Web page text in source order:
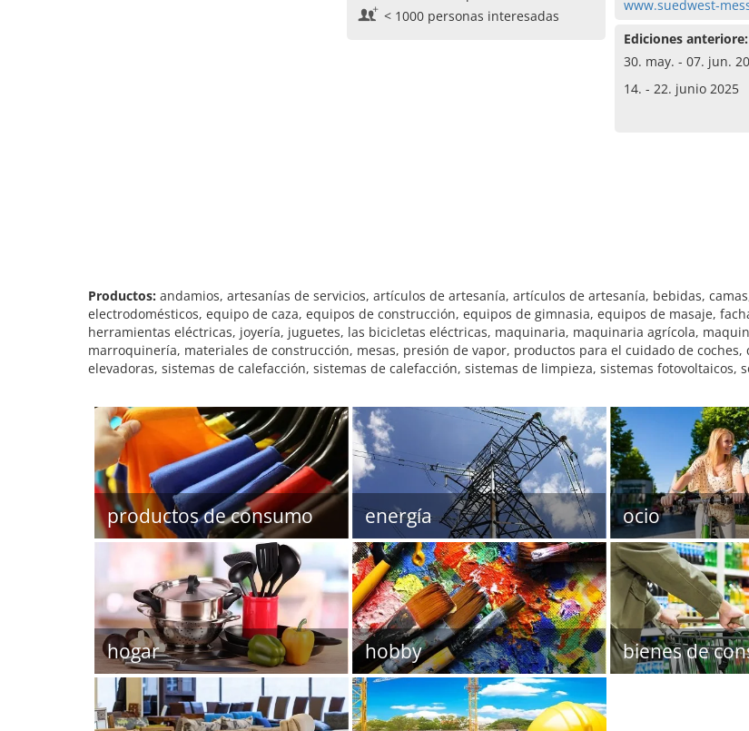
< 1000 personas interesadas
www.suedwest-
Ediciones anteriore:
30. may. - 07. jun.
14. - 22. junio 2025
Productos: andamios, artesanías de servicios, artículos de artesanía, artículos de artesanía, bebidas,
electrodomésticos, equipo de caza, equipos de construcción, equipos de gimnasia, equipos de masaje,
herramientas eléctricas, joyería, juguetes, las bicicletas eléctricas, maquinaria, maquinaria agrícola,
marroquinería, materiales de construcción, mesas, presión de vapor, productos para el cuidado de
elevadoras, sistemas de calefacción, sistemas de calefacción, sistemas de limpieza, sistemas fotovoltaicos,
productos de consumo energía ocio
hogar hobby bienes de